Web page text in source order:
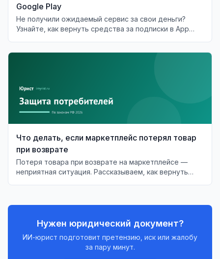
Google Play
Не получили ожидаемый сервис за свои деньги?
Узнайте, как вернуть средства за подписки в App
Что делать, если маркетплейс потерял товар
при возврате
Потеря товара при возврате на маркетплейсе —
неприятная ситуация. Рассказываем, как вернуть
Нужен юридический документ?
ИИ-юрист подготовит претензию, иск или жалобу
за пару минут.